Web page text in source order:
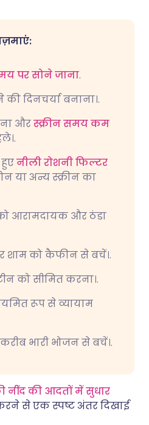
पर सोने जाना.
दिनचर्या बनाना।.
औरस्क्रीन समय कम
नीली रोशनी फिल्टर
या अन्य स्क्रीन का
आरामदायक और ठंडा
शाम को कैफीन से बचें।.
को सीमित करना।.
रूप से व्यायाम
भारी भोजन से बचें।.
नींद की आदतों में सुधार
से एक स्पष्ट अंतर दिखाई